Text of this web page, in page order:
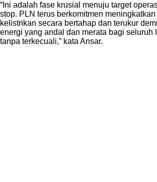
“Ini adalah fase krusial menuju target
stop. PLN terus berkomitmen
kelistrikan secara bertahap dan terukur
energi yang andal dan merata bagi seluruh
tanpa terkecuali,” kata Ansar.